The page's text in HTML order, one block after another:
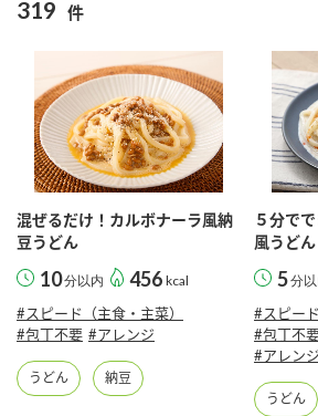
商品カテゴリ
酢
お酢ドリンク
みりん風・料理酒
つゆ
新商品一覧
キャンペーン情報
ブランド・スペシャルサイト
ブランド・スペシャルサイト トップ
商品ブランドサイト
Fibee（ファイビー）
くらしプラ酢
カンタン酢
企業情報
国内事業概要
ミツカングループについて
319 件
混ぜるだけ！カルボナーラ風納
豆うどん
10分以内 456 kcal
#スピード（主食・主菜）
#包丁不要 #アレンジ
うどん 納豆
５分で
風うどん
5分
#スピー
#包丁不
#アレンジ
うどん